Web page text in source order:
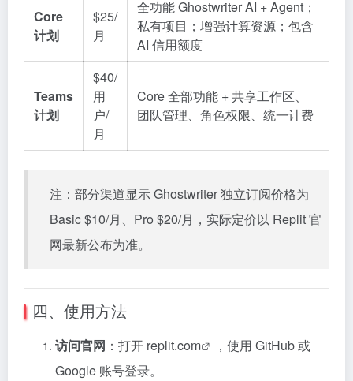
Core
计划
$25/
月
全功能 Ghostwriter AI + Agent；
私有项目；增强计算资源；包含
AI 信用额度
Teams
计划
$40/
用
户/
月
Core 全部功能 + 共享工作区、
团队管理、角色权限、统一计费
注：部分渠道显示 Ghostwriter 独立订阅价格为
Basic $10/月、Pro $20/月，实际定价以 Replit 官
网最新公布为准。
四、使用方法
访问官网 ：打开 replit.com
，使用 GitHub 或
Google 账号登录。